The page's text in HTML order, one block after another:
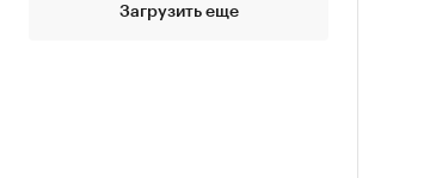
Загрузить еще